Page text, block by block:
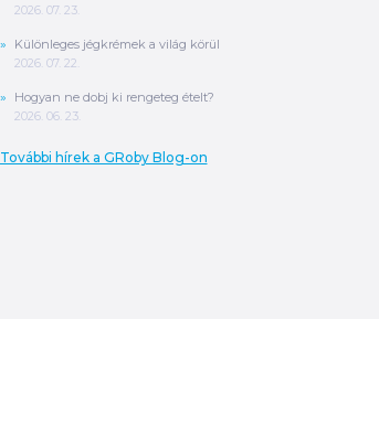
2026. 07. 23.
Különleges jégkrémek a világ körül
2026. 07. 22.
Hogyan ne dobj ki rengeteg ételt?
2026. 06. 23.
További hírek a GRoby Blog-on